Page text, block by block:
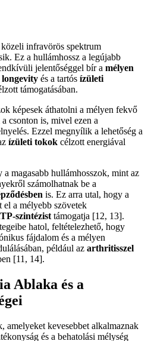
közeli infravörös spektrum
Ez a hullámhossz a legújabb
jelentőséggel bír a mélyen
longevity és a tartós ízületi
támogatásában.
képesek áthatolni a mélyen fekvő
csonton is, mivel ezen a
Ezzel megnyílik a lehetőség a
ízületi tokok célzott energiával
magasabb hullámhosszok, mint az
számolhatnak be a
is. Ez arra utal, hogy a
el a mélyebb szövetek
szintézist támogatja [12, 13].
hatol, feltételezhető, hogy
fájdalom és a mélyen
például az arthritisszel
[11, 14].
Ablaka és a
amelyeket kevesebbet alkalmaznak
és a behatolási mélység